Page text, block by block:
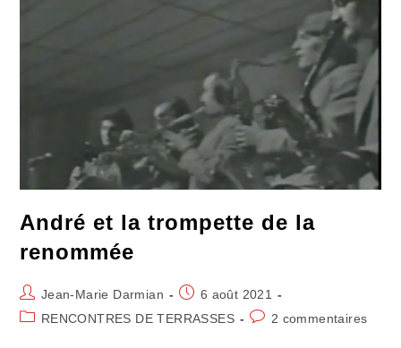
André et la trompette de la
renommée
Auteur/autrice
de
Jean-Marie Darmian
Publication
publiée :
6 août 2021
PostRENCONTRES DE TERRASSES
Commentaires
2 commentaires